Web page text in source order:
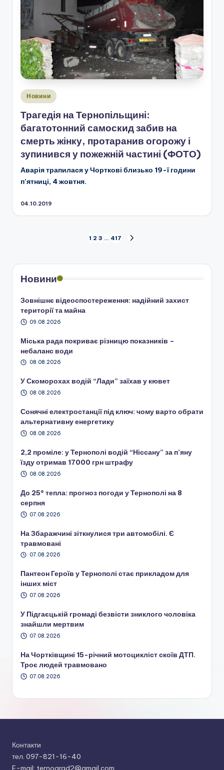
Опубліковано
Новини
Трагедія на Тернопільщині:
багатотонний самоскид забив на
смерть жінку, протаранив огорожу і
зупинився у пожежній частині (ФОТО)
Аварія трапилася у Чорткові близько 19-ї години
п’ятниці, 4 жовтня.
04.10.2019
записів
1 2 3 … 417
Новини
Зовнішнє відеоспостереження: надійний захист
території та майна
09.08.2026
Міська рада покриває різницю показників –
небаланс води
08.08.2026
У Скоморохах водій “Лади” заїхав у кювет
08.08.2026
Сонячні електростанції під ключ: чому варто обрати
альтернативну енергетику
08.08.2026
2,2 проміле: у Тернополі водій “Ніссану” за п’яну
їзду отримав 17000 грн штрафу
08.08.2026
До 25° тепла: прогноз погоди у Тернополі на 8
серпня
07.08.2026
На Збаражчині зіткнулися три автомобілі. Є
травмовані
07.08.2026
Пантеон Героїв у Тернополі стає прикладом для
інших міст
07.08.2026
У Підгаєцькій громаді безвісти зниклого чоловіка
знайшли мертвим
07.08.2026
На Чортківщині 15-річний мотоцикліст скоїв ДТП.
Троє людей травмовано
07.08.2026
Контакти
тел. 097-821-16-40
E-mail: ternograd2@gmail.com